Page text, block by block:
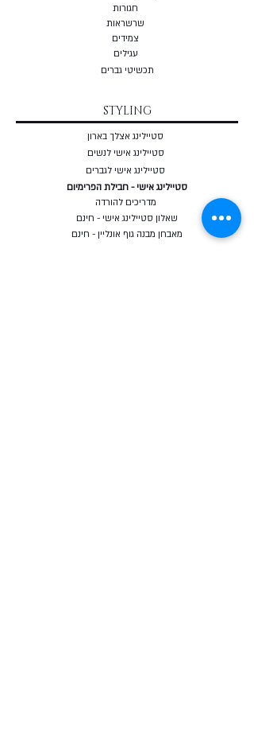
חגורות
שרשראות
צמידים
עגילים
תכשיטי גברים
STYLING
סטיילינג אצלך בארון
סטיילינג אישי לנשים
סטיילינג אישי לגברים
סטיילינג אישי - חבילת הפרימיום
מדריכים להורדה
שאלון סטיילינג אישי - חינם
מאבחן מבנה גוף אונליין - חינם